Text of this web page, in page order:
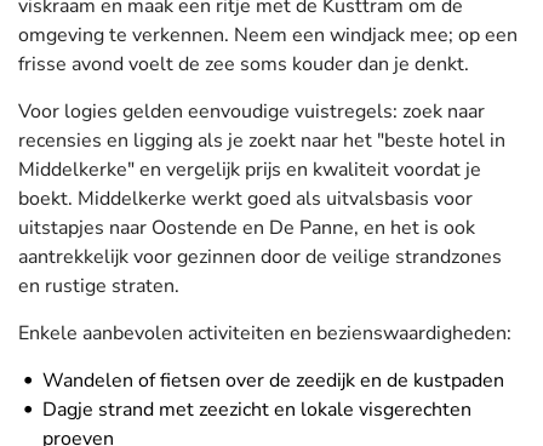
viskraam en maak een ritje met de Kusttram om de
omgeving te verkennen. Neem een windjack mee; op een
frisse avond voelt de zee soms kouder dan je denkt.
Voor logies gelden eenvoudige vuistregels: zoek naar
recensies en ligging als je zoekt naar het "beste hotel in
Middelkerke" en vergelijk prijs en kwaliteit voordat je
boekt. Middelkerke werkt goed als uitvalsbasis voor
uitstapjes naar Oostende en De Panne, en het is ook
aantrekkelijk voor gezinnen door de veilige strandzones
en rustige straten.
Enkele aanbevolen activiteiten en bezienswaardigheden:
Wandelen of fietsen over de zeedijk en de kustpaden
Dagje strand met zeezicht en lokale visgerechten
proeven